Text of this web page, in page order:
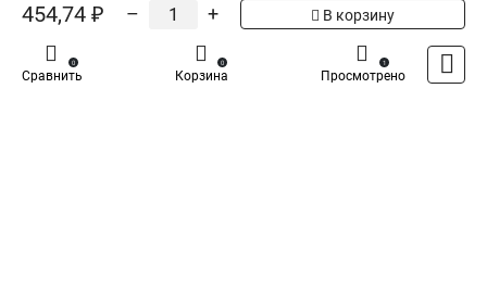
Специализированный поставщик компании
Hyperline
в России
454,74 ₽ – + В корзину
Сравнить
0
Корзина
0
Просмотрено
1